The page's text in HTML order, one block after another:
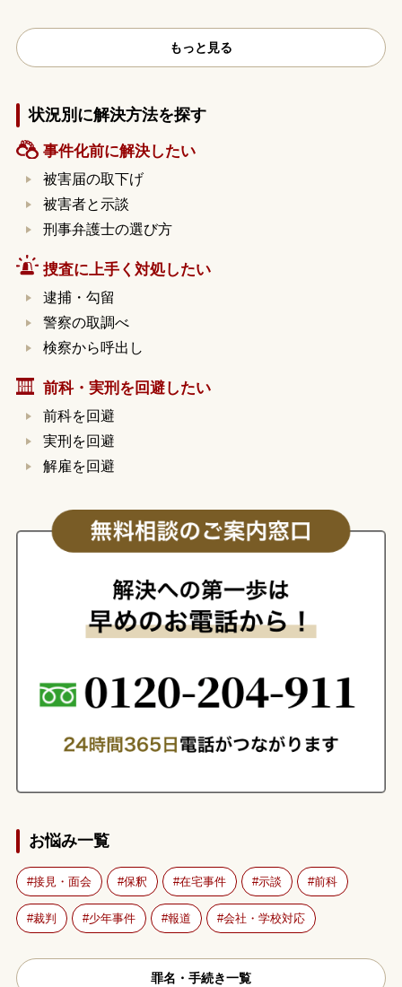
もっと見る
状況別に解決方法を探す
事件化前に解決したい
被害届の取下げ
被害者と示談
刑事弁護士の選び方
捜査に上手く対処したい
逮捕・勾留
警察の取調べ
検察から呼出し
前科・実刑を回避したい
前科を回避
実刑を回避
解雇を回避
お悩み一覧
接見・面会 保釈 在宅事件 示談 前科
裁判 少年事件 報道 会社・学校対応
罪名・手続き一覧